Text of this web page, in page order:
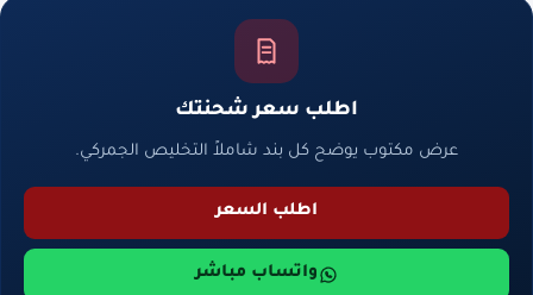
اطلب سعر شحنتك
عرض مكتوب يوضح كل بند شاملاً التخليص الجمركي.
اطلب السعر
واتساب مباشر